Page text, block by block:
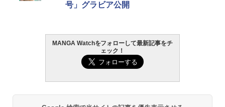
号」グラビア公開
MANGA Watchをフォローして最新記事をチ
ェック！